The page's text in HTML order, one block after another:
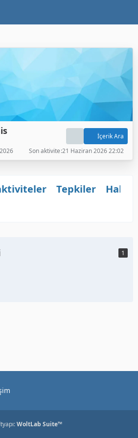
İçerik Ara
Son aktivite 21 Haziran 2026 22:02
Tepkiler
1
WoltLab Suite™